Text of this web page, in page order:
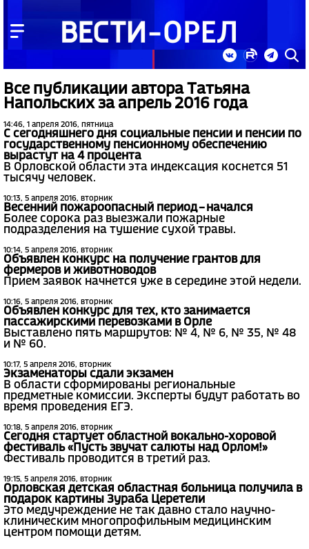
Все публикации автора Татьяна
Напольских за апрель 2016 года
14:46, 1 апреля 2016, пятница
С сегодняшнего дня социальные пенсии и пенсии по
государственному пенсионному обеспечению
вырастут на 4 процента
В Орловской области эта индексация коснется 51
тысячу человек.
10:13, 5 апреля 2016, вторник
Весенний пожароопасный период – начался
Более сорока раз выезжали пожарные
подразделения на тушение сухой травы.
10:14, 5 апреля 2016, вторник
Объявлен конкурс на получение грантов для
фермеров и животноводов
Прием заявок начнется уже в середине этой недели.
10:16, 5 апреля 2016, вторник
Объявлен конкурс для тех, кто занимается
пассажирскими перевозками в Орле
Выставлено пять маршрутов: № 4, № 6, № 35, № 48
и № 60.
10:17, 5 апреля 2016, вторник
Экзаменаторы сдали экзамен
В области сформированы региональные
предметные комиссии. Эксперты будут работать во
время проведения ЕГЭ.
10:18, 5 апреля 2016, вторник
Сегодня стартует областной вокально-хоровой
фестиваль «Пусть звучат салюты над Орлом!»
Фестиваль проводится в третий раз.
19:15, 5 апреля 2016, вторник
Орловская детская областная больница получила в
подарок картины Зураба Церетели
Это медучреждение не так давно стало научно-
клиническим многопрофильным медицинским
центром помощи детям.